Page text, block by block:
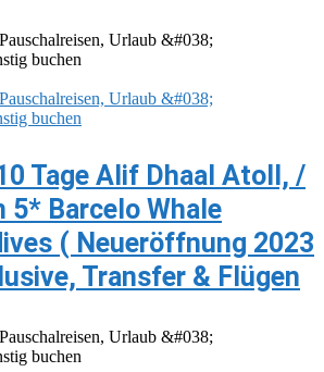
Tage Alif Dhaal Atoll, /
5* Barcelo Whale
( Neueröffnung 2023
Transfer & Flügen